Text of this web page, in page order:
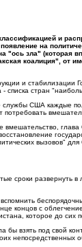
и
на
"ось зла" (которая
коалиция", от
и стабилизации
списка стран
США каждые
вызовов"
сроки развернуть
концов с
которое до сих
взять под свой
непосредственных